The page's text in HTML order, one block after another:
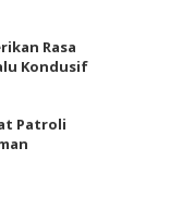
Rasa
Kondusif
Patroli